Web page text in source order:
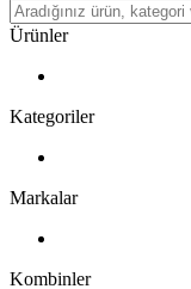
Ürünler
Kategoriler
Markalar
Kombinler